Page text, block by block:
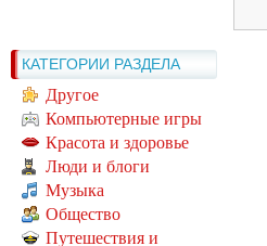
КАТЕГОРИИ РАЗДЕЛА
Другое
Компьютерные игры
Красота и здоровье
Люди и блоги
Музыка
Общество
Путешествия и